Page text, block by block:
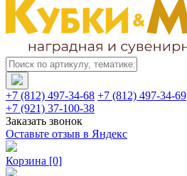
+7 (812) 497-34-68 +7 (812) 497-34-69
+7 (921) 37-100-38
Заказать звонок
Оставьте отзыв в Яндекс
Корзина [0]